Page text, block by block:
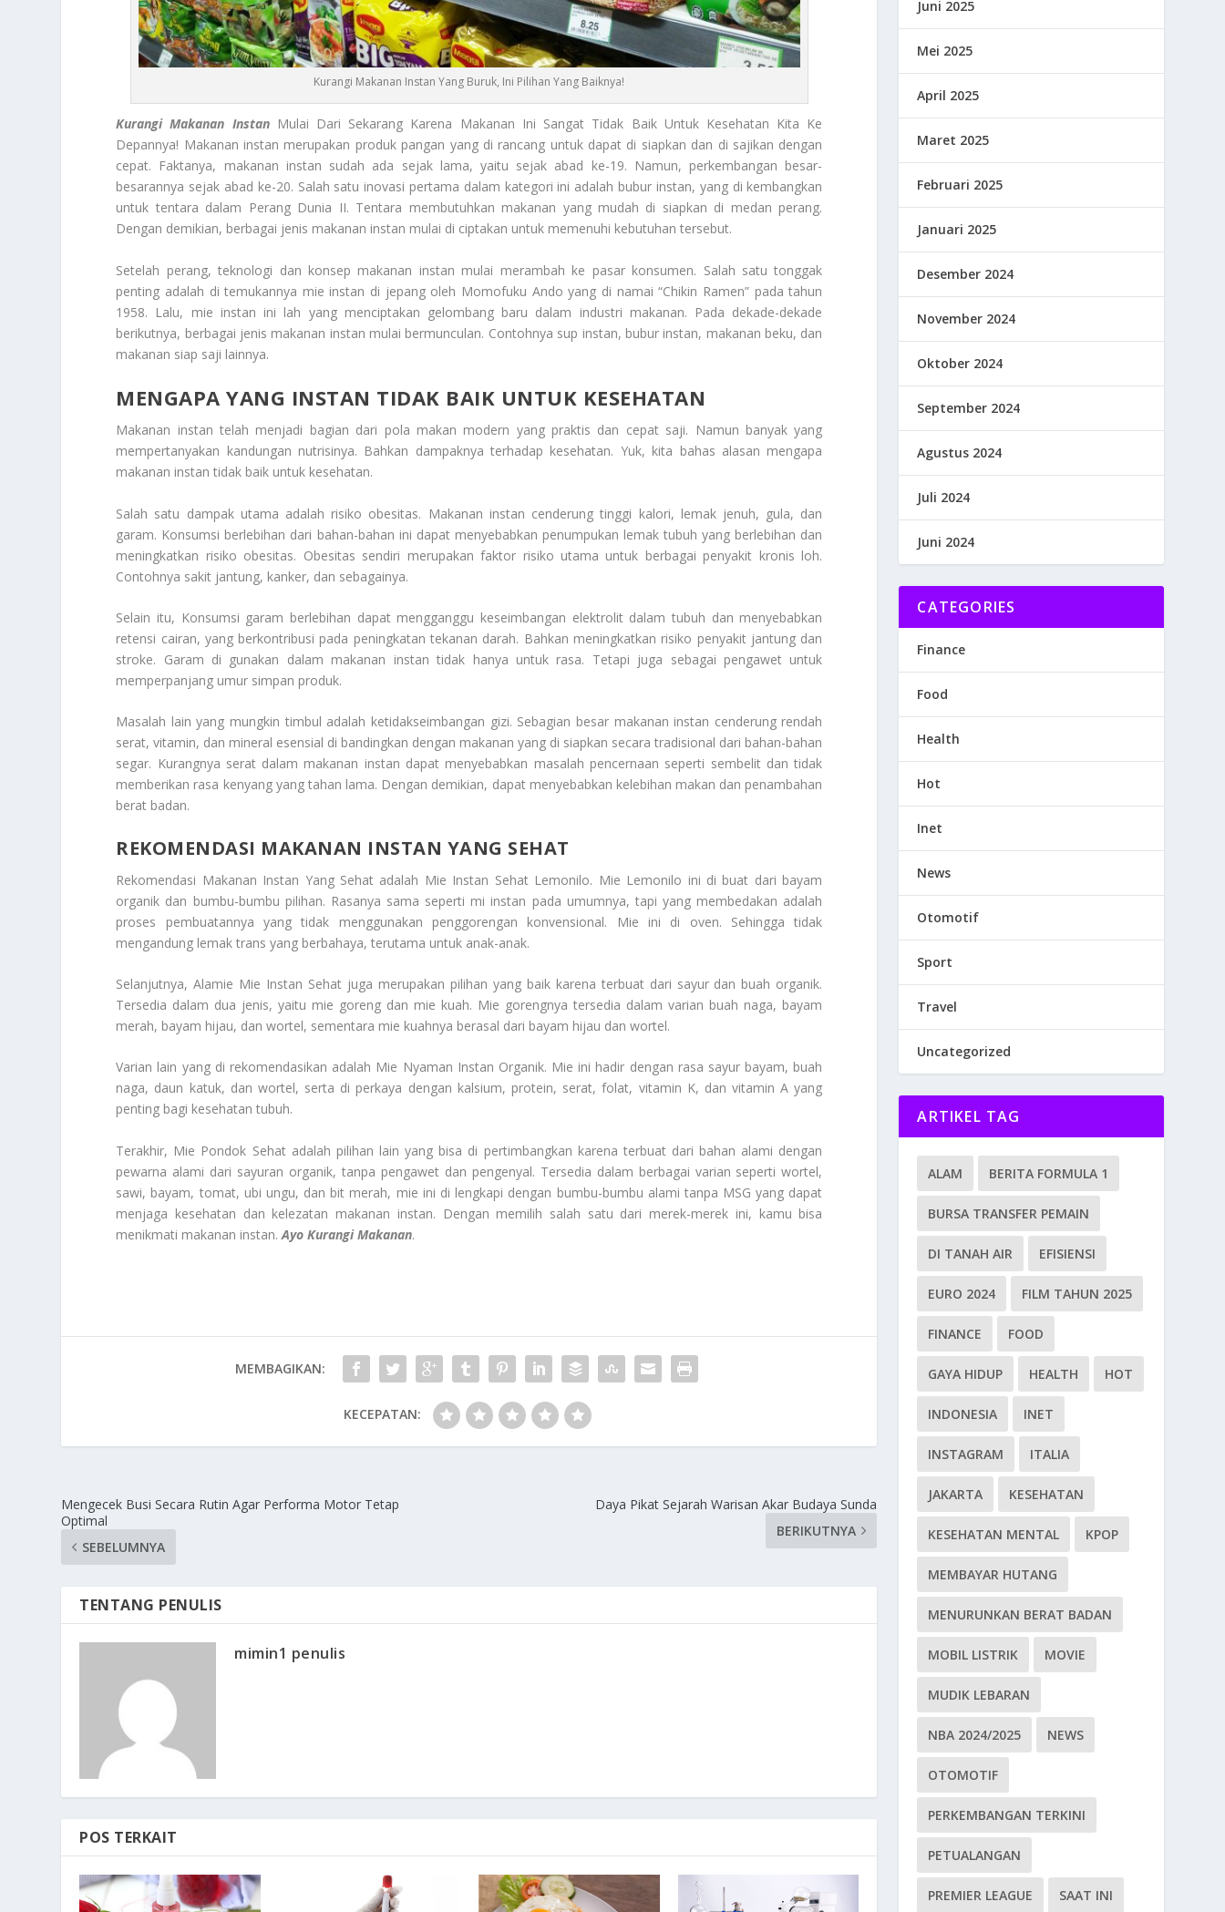
Kurangi Makanan Instan Yang Buruk, Ini Pilihan Yang Baiknya!
Kurangi Makanan Instan Mulai Dari Sekarang Karena Makanan Ini Sangat Tidak Baik Untuk Kesehatan Kita Ke
Depannya! Makanan instan merupakan produk pangan yang di rancang untuk dapat di siapkan dan di sajikan dengan
cepat. Faktanya, makanan instan sudah ada sejak lama, yaitu sejak abad ke-19. Namun, perkembangan besar-
besarannya sejak abad ke-20. Salah satu inovasi pertama dalam kategori ini adalah bubur instan, yang di kembangkan
untuk tentara dalam Perang Dunia II. Tentara membutuhkan makanan yang mudah di siapkan di medan perang.
Dengan demikian, berbagai jenis makanan instan mulai di ciptakan untuk memenuhi kebutuhan tersebut.
Setelah perang, teknologi dan konsep makanan instan mulai merambah ke pasar konsumen. Salah satu tonggak
penting adalah di temukannya mie instan di jepang oleh Momofuku Ando yang di namai “Chikin Ramen” pada tahun
1958. Lalu, mie instan ini lah yang menciptakan gelombang baru dalam industri makanan. Pada dekade-dekade
berikutnya, berbagai jenis makanan instan mulai bermunculan. Contohnya sup instan, bubur instan, makanan beku, dan
makanan siap saji lainnya.
MENGAPA YANG INSTAN TIDAK BAIK UNTUK KESEHATAN
Makanan instan telah menjadi bagian dari pola makan modern yang praktis dan cepat saji. Namun banyak yang
mempertanyakan kandungan nutrisinya. Bahkan dampaknya terhadap kesehatan. Yuk, kita bahas alasan mengapa
makanan instan tidak baik untuk kesehatan.
Salah satu dampak utama adalah risiko obesitas. Makanan instan cenderung tinggi kalori, lemak jenuh, gula, dan
garam. Konsumsi berlebihan dari bahan-bahan ini dapat menyebabkan penumpukan lemak tubuh yang berlebihan dan
meningkatkan risiko obesitas. Obesitas sendiri merupakan faktor risiko utama untuk berbagai penyakit kronis loh.
Contohnya sakit jantung, kanker, dan sebagainya.
Selain itu, Konsumsi garam berlebihan dapat mengganggu keseimbangan elektrolit dalam tubuh dan menyebabkan
retensi cairan, yang berkontribusi pada peningkatan tekanan darah. Bahkan meningkatkan risiko penyakit jantung dan
stroke. Garam di gunakan dalam makanan instan tidak hanya untuk rasa. Tetapi juga sebagai pengawet untuk
memperpanjang umur simpan produk.
Masalah lain yang mungkin timbul adalah ketidakseimbangan gizi. Sebagian besar makanan instan cenderung rendah
serat, vitamin, dan mineral esensial di bandingkan dengan makanan yang di siapkan secara tradisional dari bahan-bahan
segar. Kurangnya serat dalam makanan instan dapat menyebabkan masalah pencernaan seperti sembelit dan tidak
memberikan rasa kenyang yang tahan lama. Dengan demikian, dapat menyebabkan kelebihan makan dan penambahan
berat badan.
REKOMENDASI MAKANAN INSTAN YANG SEHAT
Rekomendasi Makanan Instan Yang Sehat adalah Mie Instan Sehat Lemonilo. Mie Lemonilo ini di buat dari bayam
organik dan bumbu-bumbu pilihan. Rasanya sama seperti mi instan pada umumnya, tapi yang membedakan adalah
proses pembuatannya yang tidak menggunakan penggorengan konvensional. Mie ini di oven. Sehingga tidak
mengandung lemak trans yang berbahaya, terutama untuk anak-anak.
Selanjutnya, Alamie Mie Instan Sehat juga merupakan pilihan yang baik karena terbuat dari sayur dan buah organik.
Tersedia dalam dua jenis, yaitu mie goreng dan mie kuah. Mie gorengnya tersedia dalam varian buah naga, bayam
merah, bayam hijau, dan wortel, sementara mie kuahnya berasal dari bayam hijau dan wortel.
Varian lain yang di rekomendasikan adalah Mie Nyaman Instan Organik. Mie ini hadir dengan rasa sayur bayam, buah
naga, daun katuk, dan wortel, serta di perkaya dengan kalsium, protein, serat, folat, vitamin K, dan vitamin A yang
penting bagi kesehatan tubuh.
Terakhir, Mie Pondok Sehat adalah pilihan lain yang bisa di pertimbangkan karena terbuat dari bahan alami dengan
pewarna alami dari sayuran organik, tanpa pengawet dan pengenyal. Tersedia dalam berbagai varian seperti wortel,
sawi, bayam, tomat, ubi ungu, dan bit merah, mie ini di lengkapi dengan bumbu-bumbu alami tanpa MSG yang dapat
menjaga kesehatan dan kelezatan makanan instan. Dengan memilih salah satu dari merek-merek ini, kamu bisa
menikmati makanan instan.Ayo Kurangi Makanan.
MEMBAGIKAN:
KECEPATAN:
Mengecek Busi Secara Rutin Agar Performa Motor Tetap
Optimal
SEBELUMNYA
Daya Pikat Sejarah Warisan Akar Budaya Sunda
BERIKUTNYA
TENTANG PENULIS
mimin1 penulis
POS TERKAIT
Juni 2025
Mei 2025
April 2025
Maret 2025
Februari 2025
Januari 2025
Desember 2024
November 2024
Oktober 2024
September 2024
Agustus 2024
Juli 2024
Juni 2024
CATEGORIES
Finance
Food
Health
Hot
Inet
News
Otomotif
Sport
Travel
Uncategorized
ARTIKEL TAG
ALAM BERITA FORMULA 1
BURSA TRANSFER PEMAIN
DI TANAH AIR EFISIENSI
EURO 2024 FILM TAHUN 2025
FINANCE FOOD
GAYA HIDUP HEALTH HOT
INDONESIA INET
INSTAGRAM ITALIA
JAKARTA KESEHATAN
KESEHATAN MENTAL KPOP
MEMBAYAR HUTANG
MENURUNKAN BERAT BADAN
MOBIL LISTRIK MOVIE
MUDIK LEBARAN
NBA 2024/2025 NEWS
OTOMOTIF
PERKEMBANGAN TERKINI
PETUALANGAN
PREMIER LEAGUE SAAT INI